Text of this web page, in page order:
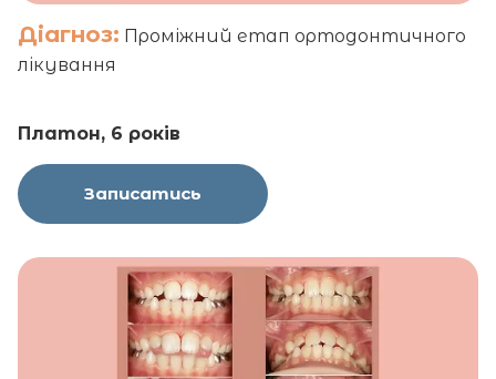
Діагноз: Проміжний етап ортодонтичного
лікування
Платон, 6 років
Записатись